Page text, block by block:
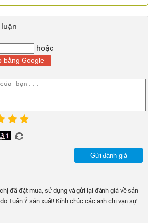
hoặc
bằng Google
Gửi đánh giá
đã đặt mua, sử dụng và gửi lại đánh giá về sản
Tuấn Ý sản xuất! Kính chúc các anh chị vạn sự